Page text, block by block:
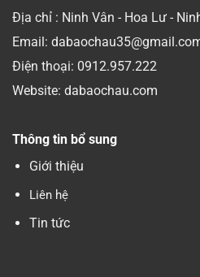
Địa chỉ : Ninh Vân - Hoa Lư -
Email:
Điện thoại: 0912.957.222
Website: dabaochau.com
Thông tin bổ sung
Giới thiệu
Liên hệ
Tin tức